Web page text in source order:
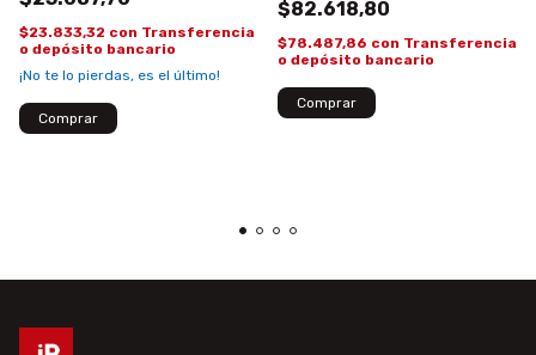
$23.833,32 con Transferencia
o depósito bancario
¡No te lo pierdas, es el último!
$82.618,80
$78.487,86 con Transferencia
o depósito bancario